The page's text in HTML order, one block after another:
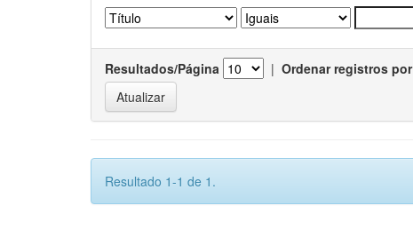
Resultados/Página | Ordenar registros por
Resultado 1-1 de 1.